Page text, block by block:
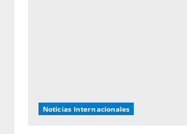
Noticias Internacionales